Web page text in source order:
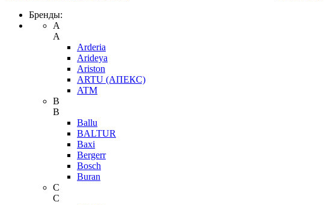
Бренды:
A
A
Arderia
Arideya
Ariston
ARTU (АПЕКС)
ATM
B
B
Ballu
BALTUR
Baxi
Bergerr
Bosch
Buran
C
C